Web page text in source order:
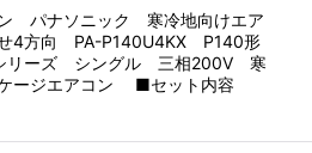
パナソニック 寒冷地向けエア
4方向 PA-P140U4KX P140形
リーズ シングル 三相200V 寒
ージエアコン ■セット内容